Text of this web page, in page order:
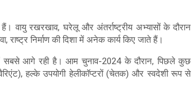
वायु रखरखाव, घरेलू और अंतर्राष्ट्रीय अभ्यासों के दौरान
निर्माण की दिशा में अनेक कार्य किए जाते हैं।
में सबसे आगे रही है। आम चुनाव-2024 के दौरान, पिछले कुछ
हल्के उपयोगी हेलीकॉप्टरों (चेतक) और स्वदेशी रूप से